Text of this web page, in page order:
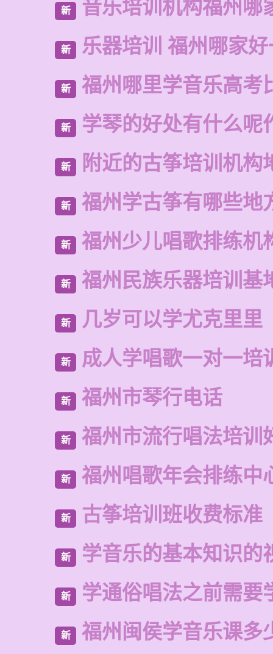
新 音乐培训机构福州哪
新 乐器培训 福州哪家
新 福州哪里学音乐高考
新 学琴的好处有什么呢
新 附近的古筝培训机构
新 福州学古筝有哪些地
新 福州少儿唱歌排练机
新 福州民族乐器培训基
新 几岁可以学尤克里里
新 成人学唱歌一对一培
新 福州市琴行电话
新 福州市流行唱法培训
新 福州唱歌年会排练中
新 古筝培训班收费标准
新 学音乐的基本知识的
新 学通俗唱法之前需要
新 福州闽侯学音乐课多